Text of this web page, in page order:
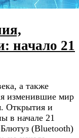
начало 21
а также
изменившие мир
Открытия и
в начале 21
(Bluetooth)